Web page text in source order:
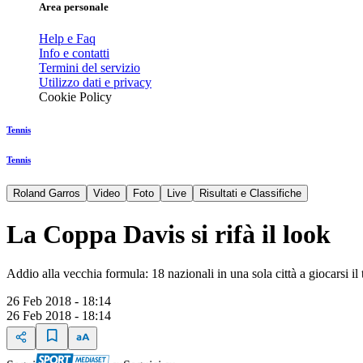
Area personale
Help e Faq
Info e contatti
Termini del servizio
Utilizzo dati e privacy
Cookie Policy
Tennis
Tennis
Roland Garros Video Foto Live Risultati e Classifiche
La Coppa Davis si rifà il look
Addio alla vecchia formula: 18 nazionali in una sola città a giocarsi il
26 Feb 2018 - 18:14
26 Feb 2018 - 18:14